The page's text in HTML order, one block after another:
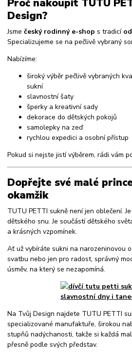
Proč nakoupit TUTU
Design?
Jsme český rodinný e-shop s tradicí
Specializujeme se na pečlivě vybraný
Nabízíme:
široký výběr pečlivě vybraných
sukní
slavnostní šaty
šperky a kreativní sady
dekorace do dětských pokojů
samolepky na zeď
rychlou expedici a osobní přístup
Pokud si nejste jistí výběrem, rádi vám
Dopřejte své malé
okamžik
TUTU PETTI sukně není jen oblečení.
dětského snu. Je součástí dětského
a krásných vzpomínek.
Ať už vybíráte sukni na narozeninovou
svatbu nebo jen pro radost, správný
úsměv, na který se nezapomíná.
Na Tvůj Design najdete TUTU PETTI
specializované manufaktuře, širokou
stupňů nadýchanosti, takže si každá
přesně podle svých představ.